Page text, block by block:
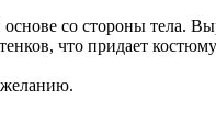
со стороны тела.
что придает